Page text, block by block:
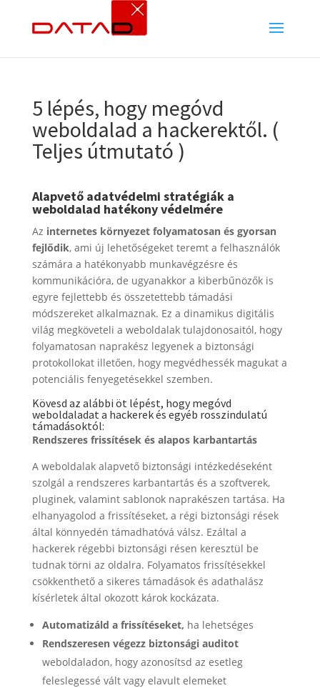
5 lépés, hogy megóvd
weboldalad a hackerektől. (
Teljes útmutató )
Alapvető adatvédelmi stratégiák a
weboldalad hatékony védelmére
Az internetes környezet folyamatosan és gyorsan
fejlődik, ami új lehetőségeket teremt a felhasználók
számára a hatékonyabb munkavégzésre és
kommunikációra, de ugyanakkor a kiberbűnözők is
egyre fejlettebb és összetettebb támadási
módszereket alkalmaznak. Ez a dinamikus digitális
világ megköveteli a weboldalak tulajdonosaitól, hogy
folyamatosan naprakész legyenek a biztonsági
protokollokat illetően, hogy megvédhessék magukat a
potenciális fenyegetésekkel szemben.
Kövesd az alábbi öt lépést, hogy megóvd
weboldaladat a hackerek és egyéb rosszindulatú
támadásoktól:
Rendszeres frissítések és alapos karbantartás
A weboldalak alapvető biztonsági intézkedéseként
szolgál a rendszeres karbantartás és a szoftverek,
pluginek, valamint sablonok naprakészen tartása. Ha
elhanyagolod a frissítéseket, a régi biztonsági rések
által könnyedén támadhatóvá válsz. Ezáltal a
hackerek régebbi biztonsági résen keresztül be
tudnak törni az oldalra. Folyamatos frissítésekkel
csökkenthető a sikeres támadások és adathalász
kísérletek által okozott károk kockázata.
Automatizáld a frissítéseket, ha lehetséges
Rendszeresen végezz biztonsági auditot
weboldaladon, hogy azonosítsd az esetleg
feleslegessé vált vagy elavult elemeket